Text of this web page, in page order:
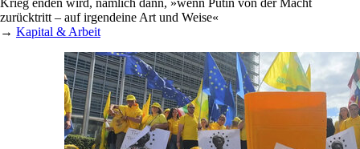
Krieg enden wird, nämlich dann, »wenn Putin von der Macht
zurücktritt – auf irgendeine Art und Weise«
→ Kapital & Arbeit